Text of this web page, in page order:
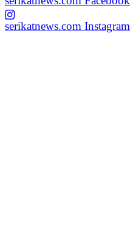
serikatnews.com Instagram